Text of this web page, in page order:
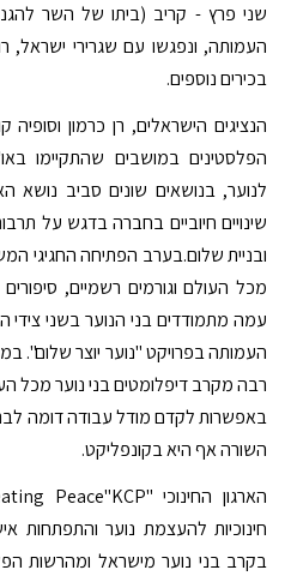
שני פרץ - קריב (ביתו של השר
העמותה, ונפגשו עם שגרירי ישראל,
בכירים נוספים.
הנציגים הישראלים, רן כרמון
הפלסטינים במושבים שהתקיימו
לנוער, בנושאים שונים סביב נושא
שינויים חיוביים בחברה בדגש על
ובניית שלום.​בערב הפתיחה החגיגי
מכל העולם וגורמים רשמיים,
עמה מתמודדים בני הנוער בשני צידי
העמותה בפרויקט "נוער יוצר שלום"​.
רבה מקרב דיפלומטים בני נוער מכל
באפשרות לקדם מודל עבודה דומה
השורה אף היא בקונפליקט.
חינוכיות להעצמת נוער והתפתחות
בקרב בני נוער מישראל ומהרשות